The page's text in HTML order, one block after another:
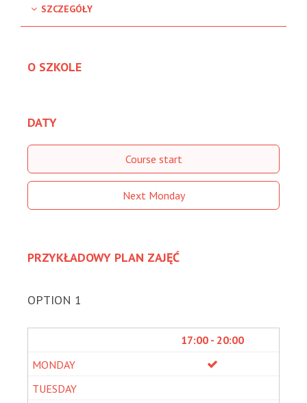
SZCZEGÓŁY
O SZKOLE
DATY
Course start
Next Monday
PRZYKŁADOWY PLAN ZAJĘĆ
OPTION 1
17:00 - 20:00